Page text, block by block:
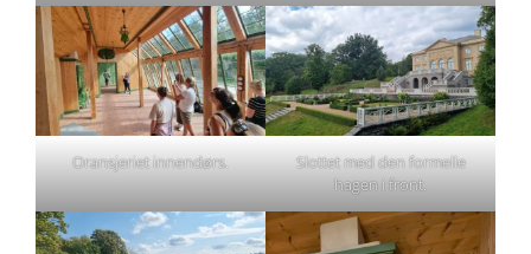
Oransjeriet innendørs.
Slottet med den formelle
hagen i front.